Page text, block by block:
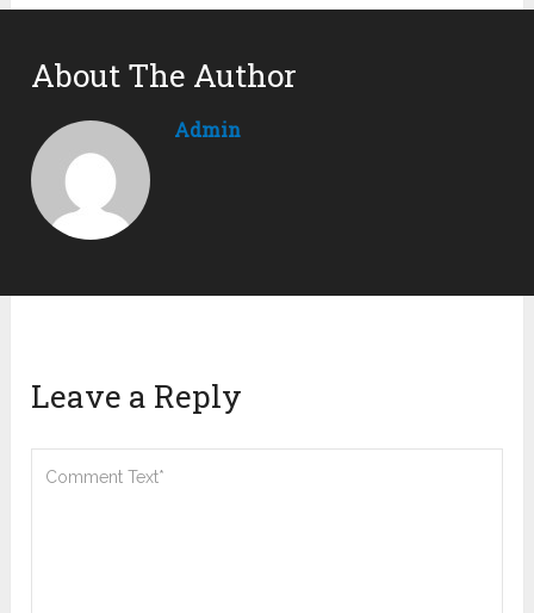
About The Author
Admin
Leave a Reply